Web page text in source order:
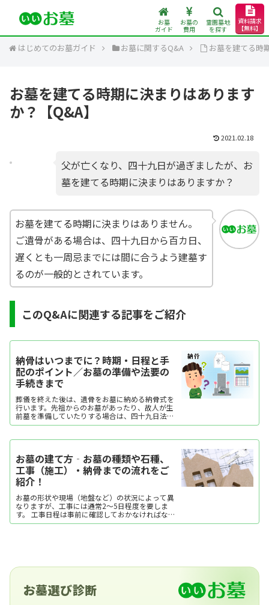
お墓
ガイド
お墓の
費用
霊園墓地
を探す
資料請求
【無料】
はじめてのお墓ガイド お墓に関するQ&A お墓を建てる時
お墓を建てる時期に決まりはあります
か？【Q&A】
2021.02.18
父が亡くなり、四十九日が過ぎましたが、お
墓を建てる時期に決まりはありますか？
お墓を建てる時期に決まりはありません。
ご遺骨がある場合は、四十九日から百カ日、
遅くとも一周忌までには間に合うよう建墓す
るのが一般的とされています。
このQ&Aに関連する記事をご紹介
納骨はいつまでに？時期・日程と手
配のポイント／お墓の準備や法要の
手続きまで
葬儀を終えた後は、遺骨をお墓に納める納骨式を
行います。先祖からのお墓があったり、故人が生
前墓を準備していたりする場合は、四十九日法要
に合わせて行われることが多いようです。しか
ていない場合など、すぐに納骨をすることが難し
霊園を探したり墓石の様式を決めたりするため
に、ある程度の期間が必要です。 ここでは、納骨
にはどんな意味があるのか、納骨には期限がある
のか、霊園・墓石の準備は急いだほうがよいのか
期間や、お寺や石材店への依頼をはじめ、納骨式
の手続きはどのように進めるのかなども紹介しま
す。
お墓の建て方‐お墓の種類や石種、
工事（施工）・納骨までの流れをご
紹介！
お墓の形状や現場（地盤など）の状況によって異
なりますが、工事には通常2～5日程度を要しま
す。 工事日程は事前に確認しておかなければなり
ませんが、施工の途中経過を見学されると、表面
いかがでしょうか。
お墓選び診断